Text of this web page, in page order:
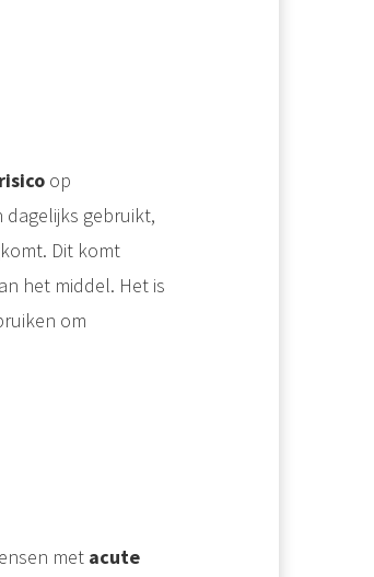
op
dagelijks gebruikt,
Dit komt
het middel. Het is
om
met acute